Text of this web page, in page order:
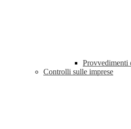
Provvedimenti
Controlli sulle imprese